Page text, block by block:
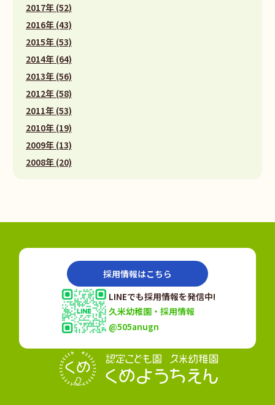
2017年 (52)
2016年 (43)
2015年 (53)
2014年 (64)
2013年 (56)
2012年 (58)
2011年 (53)
2010年 (19)
2009年 (13)
2008年 (20)
採用情報はこちら
LINEでも採用情報を発信中!
久米幼稚園・採用情報
@505anugn